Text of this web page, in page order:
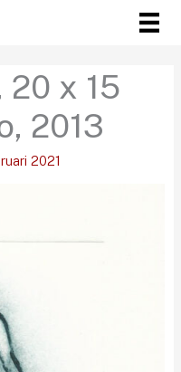
20 x 15
2013
2021